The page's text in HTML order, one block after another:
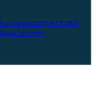
и производителей